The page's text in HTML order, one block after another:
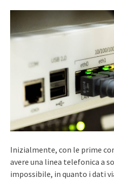
Inizialmente, con le prime
avere una linea telefonica a
impossibile, in quanto i dati